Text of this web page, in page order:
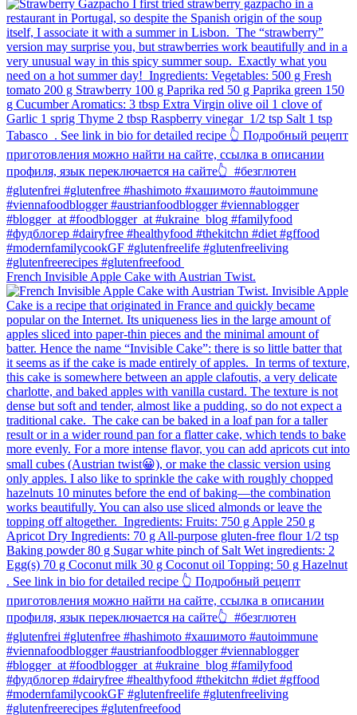
French Invisible Apple Cake with Austrian Twist.⁠